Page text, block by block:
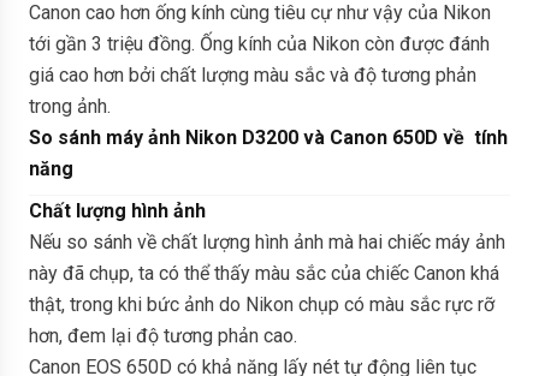
Canon cao hơn ống kính cùng tiêu cự như vậy của Nikon
tới gần 3 triệu đồng. Ống kính của Nikon còn được đánh
giá cao hơn bởi chất lượng màu sắc và độ tương phản
trong ảnh.
So sánh máy ảnh Nikon D3200 và Canon 650D về tính
năng
Chất lượng hình ảnh
Nếu so sánh về chất lượng hình ảnh mà hai chiếc máy ảnh
này đã chụp, ta có thể thấy màu sắc của chiếc Canon khá
thật, trong khi bức ảnh do Nikon chụp có màu sắc rực rỡ
hơn, đem lại độ tương phản cao.
Canon EOS 650D có khả năng lấy nét tự động liên tục